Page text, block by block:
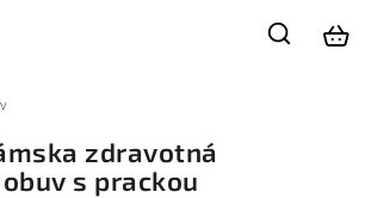
zdravotná
s prackou